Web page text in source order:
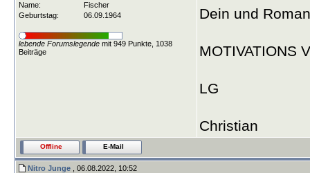
Name:
Fischer
Geburtstag:
06.09.1964
lebende Forumslegende mit 949 Punkte, 1038
Beiträge
Dein und
MOTIVATIONS
LG
Christian
Offline E-Mail
Nitro Junge , 06.08.2022, 10:52